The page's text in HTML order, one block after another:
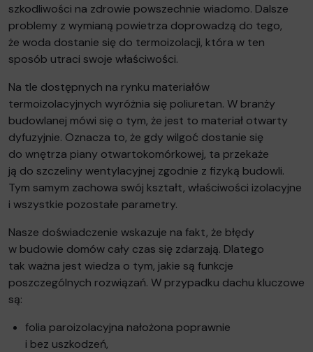
szkodliwości na zdrowie powszechnie wiadomo. Dalsze
problemy z wymianą powietrza doprowadzą do tego,
że woda dostanie się do termoizolacji, która w ten
sposób utraci swoje właściwości.
Na tle dostępnych na rynku materiałów
termoizolacyjnych wyróżnia się poliuretan. W branży
budowlanej mówi się o tym, że jest to materiał otwarty
dyfuzyjnie. Oznacza to, że gdy wilgoć dostanie się
do wnętrza piany otwartokomórkowej, ta przekaże
ją do szczeliny wentylacyjnej zgodnie z fizyką budowli.
Tym samym zachowa swój kształt, właściwości izolacyjne
i wszystkie pozostałe parametry.
Nasze doświadczenie wskazuje na fakt, że błędy
w budowie domów cały czas się zdarzają. Dlatego
tak ważna jest wiedza o tym, jakie są funkcje
poszczególnych rozwiązań. W przypadku dachu kluczowe
są:
folia paroizolacyjna nałożona poprawnie
i bez uszkodzeń,